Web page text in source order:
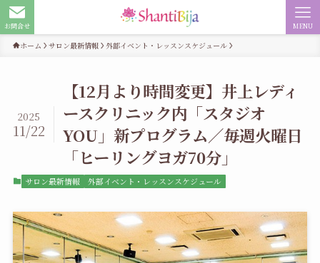
お問合せ MENU
ホーム サロン最新情報 外部イベント・レッスンスケジュール
【12月より時間変更】井上レディ
ースクリニック内「スタジオ
YOU」新プログラム／毎週火曜日
「ヒーリングヨガ70分」
2025
11/22
サロン最新情報 外部イベント・レッスンスケジュール